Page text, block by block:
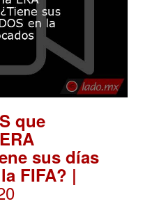
que
sus días
FIFA? |